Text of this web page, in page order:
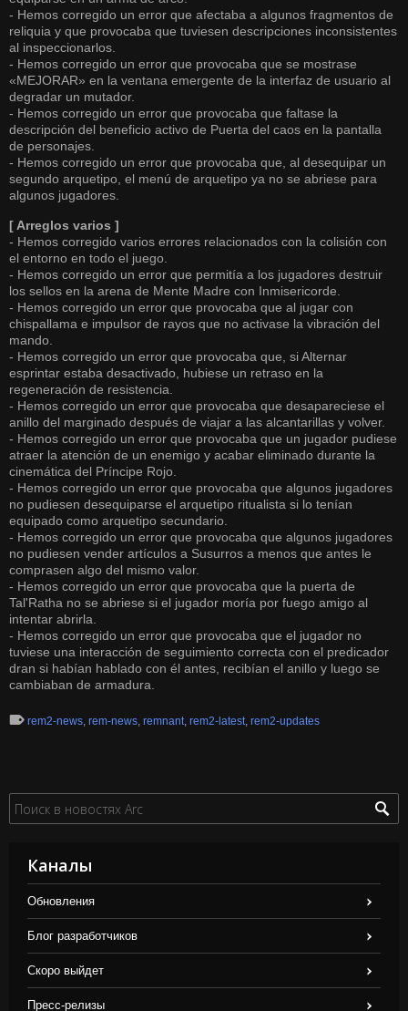
- Hemos corregido un error que afectaba a algunos fragmentos de
reliquia y que provocaba que tuviesen descripciones inconsistentes
al inspeccionarlos.
- Hemos corregido un error que provocaba que se mostrase
«MEJORAR» en la ventana emergente de la interfaz de usuario al
degradar un mutador.
- Hemos corregido un error que provocaba que faltase la
descripción del beneficio activo de Puerta del caos en la pantalla
de personajes.
- Hemos corregido un error que provocaba que, al desequipar un
segundo arquetipo, el menú de arquetipo ya no se abriese para
algunos jugadores.
[ Arreglos varios ]
- Hemos corregido varios errores relacionados con la colisión con
el entorno en todo el juego.
- Hemos corregido un error que permitía a los jugadores destruir
los sellos en la arena de Mente Madre con Inmisericorde.
- Hemos corregido un error que provocaba que al jugar con
chispallama e impulsor de rayos que no activase la vibración del
mando.
- Hemos corregido un error que provocaba que, si Alternar
esprintar estaba desactivado, hubiese un retraso en la
regeneración de resistencia.
- Hemos corregido un error que provocaba que desapareciese el
anillo del marginado después de viajar a las alcantarillas y volver.
- Hemos corregido un error que provocaba que un jugador pudiese
atraer la atención de un enemigo y acabar eliminado durante la
cinemática del Príncipe Rojo.
- Hemos corregido un error que provocaba que algunos jugadores
no pudiesen desequiparse el arquetipo ritualista si lo tenían
equipado como arquetipo secundario.
- Hemos corregido un error que provocaba que algunos jugadores
no pudiesen vender artículos a Susurros a menos que antes le
comprasen algo del mismo valor.
- Hemos corregido un error que provocaba que la puerta de
Tal'Ratha no se abriese si el jugador moría por fuego amigo al
intentar abrirla.
- Hemos corregido un error que provocaba que el jugador no
tuviese una interacción de seguimiento correcta con el predicador
dran si habían hablado con él antes, recibían el anillo y luego se
cambiaban de armadura.
rem2-news, rem-news, remnant, rem2-latest, rem2-updates
Каналы
Обновления
Блог разработчиков
Скоро выйдет
Пресс-релизы